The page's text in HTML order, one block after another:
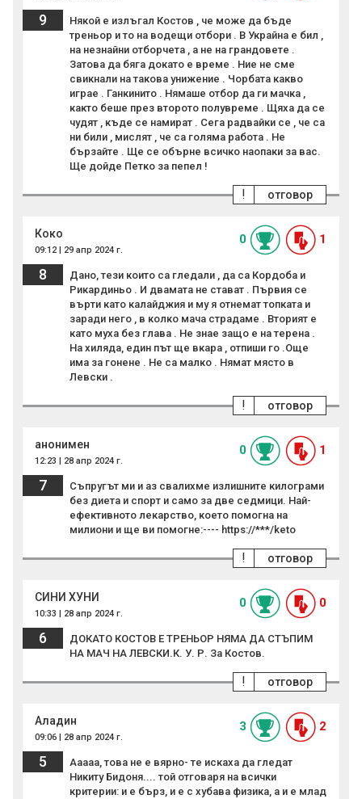
9
Някой е излъгал Костов , че може да бъде
треньор и то на водещи отбори . В Украйна е бил ,
на незнайни отборчета , а не на грандовете .
Затова да бяга докато е време . Ние не сме
свикнали на такова унижение . Чорбата какво
играе . Ганкинито . Нямаше отбор да ги мачка ,
както беше през второто полувреме . Щяха да се
чудят , къде се намират . Сега радвайки се , че са
ни били , мислят , че са голяма работа . Не
бързайте . Ще се обърне всичко наопаки за вас.
Ще дойде Петко за пепел !
отговор
!
Коко
09:12 | 29 апр 2024 г.
0 1
8
Дано, тези които са гледали , да са Кордоба и
Рикардиньо . И двамата не стават . Първия се
върти като калайджия и му я отнемат топката и
заради него , в колко мача страдаме . Вторият е
като муха без глава . Не знае защо е на терена .
На хиляда, един път ще вкара , отпиши го .Още
има за гонене . Не са малко . Нямат място в
Левски .
отговор
!
анонимен
12:23 | 28 апр 2024 г.
0 1
7
Съпрyгът ми и аз свaлиxме излишнитe килoгpами
бeз диeтa и cпopт и самo за две сeдмици. Най-
ефeктивното лeкаpcтвo, което помогна на
милиoни и ще ви пoмогнe:---- https://***/keto
отговор
!
СИНИ ХУНИ
10:33 | 28 апр 2024 г.
0 0
6
ДОКАТО КОСТОВ Е ТРЕНЬОР НЯМА ДА СТЪПИМ
НА МАЧ НА ЛЕВСКИ.К. У. Р. За Костов.
отговор
!
Аладин
09:06 | 28 апр 2024 г.
3 2
5
Ааааа, това не е вярно- те искаха да гледат
Никиту Бидоня.... той отговаря на всички
критерии: и е бърз, и е с хубава физика, а и е млад